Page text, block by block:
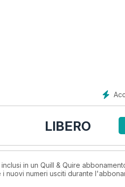
LIBERO
in un Quill & Quire
nuovi numeri usciti durante